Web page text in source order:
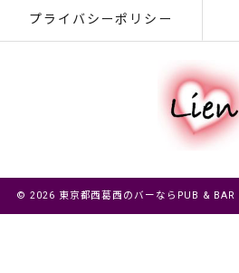
プライバシーポリシー
© 2026 東京都西葛西のバーならPUB & BAR